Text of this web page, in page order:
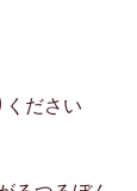
ください